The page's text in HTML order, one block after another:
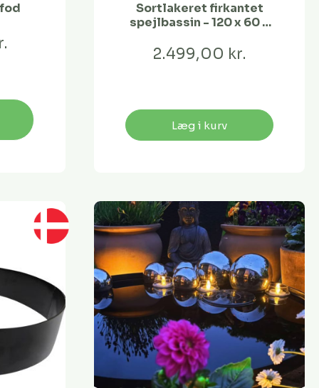
Sortlakeret firkantet
spejlbassin - 120 x 60 x
2.499,00 kr.
Læg i kurv